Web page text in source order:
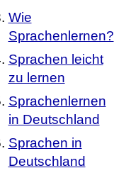
Wie
Sprachenlernen?
Sprachen leicht
zu lernen
Sprachenlernen
in Deutschland
Sprachen in
Deutschland